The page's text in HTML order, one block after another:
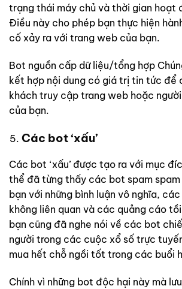
trạng thái máy chủ và thời gian hoạt
Điều này cho phép bạn thực hiện
cố xảy ra với trang web của bạn.
Bot nguồn cấp dữ liệu/tổng ​​hợp
kết hợp nội dung có giá trị tin tức để
khách truy cập trang web hoặc
của bạn.
Các bot ‘xấu’
Các bot ‘xấu’ được tạo ra với mục
thể đã từng thấy các bot spam
bạn với những bình luận vô nghĩa,
không liên quan và các quảng cáo
bạn cũng đã nghe nói về các bot
người trong các cuộc xổ số trực
mua hết chỗ ngồi tốt trong các buổi
Chính vì những bot độc hại này mà